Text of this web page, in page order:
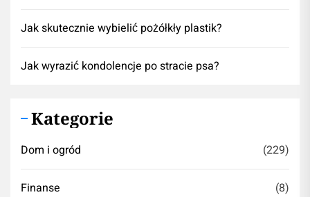
Jak skutecznie wybielić pożółkły plastik?
Jak wyrazić kondolencje po stracie psa?
Kategorie
Dom i ogród (229)
Finanse (8)